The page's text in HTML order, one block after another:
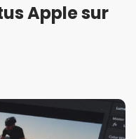
Apple sur